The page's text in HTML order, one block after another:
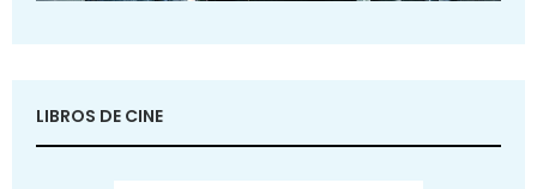
LIBROS DE CINE